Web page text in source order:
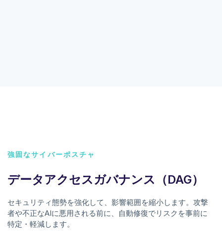
強固なサイバーポスチャ
データアクセスガバナンス（DAG）
セキュリティ態勢を強化して、影響範囲を縮小します。攻撃
者や不正なAIに悪用される前に、自動修復でリスクを事前に
特定・軽減します。